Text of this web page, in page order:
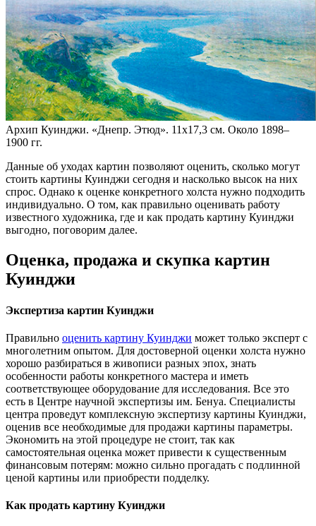
Архип Куинджи. «Днепр. Этюд». 11х17,3 см. Около 1898–
1900 гг.
Данные об уходах картин позволяют оценить, сколько могут
стоить картины Куинджи сегодня и насколько высок на них
спрос. Однако к оценке конкретного холста нужно подходить
индивидуально. О том, как правильно оценивать работу
известного художника, где и как продать картину Куинджи
выгодно, поговорим далее.
Оценка, продажа и скупка картин
Куинджи
Экспертиза картин Куинджи
Правильно оценить картину Куинджи может только эксперт с
многолетним опытом. Для достоверной оценки холста нужно
хорошо разбираться в живописи разных эпох, знать
особенности работы конкретного мастера и иметь
соответствующее оборудование для исследования. Все это
есть в Центре научной экспертизы им. Бенуа. Специалисты
центра проведут комплексную экспертизу картины Куинджи,
оценив все необходимые для продажи картины параметры.
Экономить на этой процедуре не стоит, так как
самостоятельная оценка может привести к существенным
финансовым потерям: можно сильно прогадать с подлинной
ценой картины или приобрести подделку.
Как продать картину Куинджи